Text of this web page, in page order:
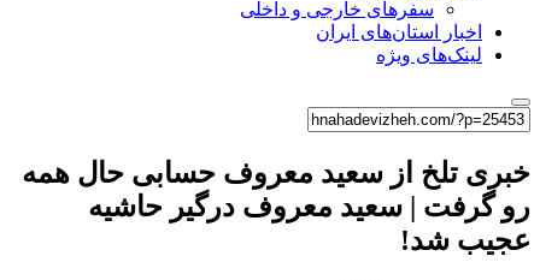
سفرهای خارجی و داخلی
اخبار استان‌های ایران
لینک‌های ویژه
خبری تلخ از سعید معروف حسابی حال همه
رو گرفت | سعید معروف درگیر حاشیه
عجیب شد!